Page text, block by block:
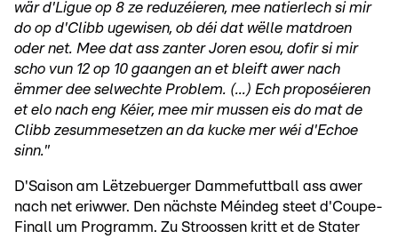
wär d'Ligue op 8 ze reduzéieren, mee natierlech si mir
do op d'Clibb ugewisen, ob déi dat wëlle matdroen
oder net. Mee dat ass zanter Joren esou, dofir si mir
scho vun 12 op 10 gaangen an et bleift awer nach
ëmmer dee selwechte Problem. (...) Ech proposéieren
et elo nach eng Kéier, mee mir mussen eis do mat de
Clibb zesummesetzen an da kucke mer wéi d'Echoe
sinn."
D'Saison am Lëtzebuerger Dammefuttball ass awer
nach net eriwwer. Den nächste Méindeg steet d'Coupe-
Finall um Programm. Zu Stroossen kritt et de Stater